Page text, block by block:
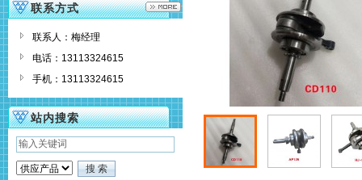
联系方式
联系人：梅经理
电话：13113324615
手机：13113324615
站内搜索